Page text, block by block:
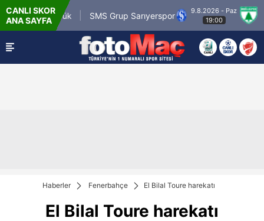
CANLI SKOR
ANA SAYFA
Karagümrük SMS Grup Sarıyerspor
9.8.2026 - Paz
19:00
Haberler Fenerbahçe El Bilal Toure harekatı
El Bilal Toure harekatı